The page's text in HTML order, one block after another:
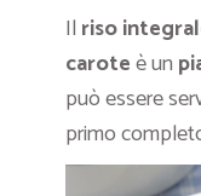
Il riso
caroteè un
può essere
primo